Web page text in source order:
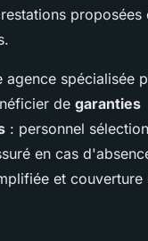
proposées
agence spécialisée
de garanties
: personnel
en cas
et couverture